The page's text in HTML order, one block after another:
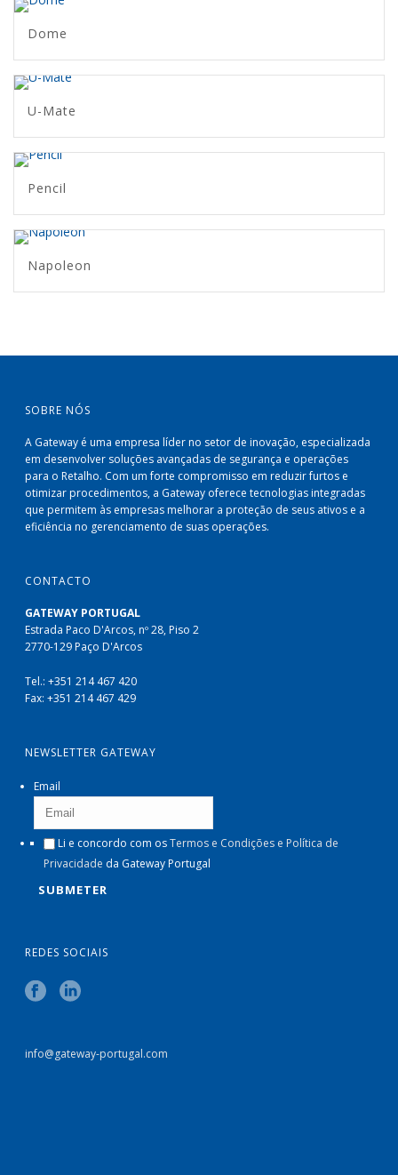
Dome
U-Mate
Pencil
Napoleon
SOBRE NÓS
A Gateway é uma empresa líder no setor de inovação, especializada
em desenvolver soluções avançadas de segurança e operações
para o Retalho. Com um forte compromisso em reduzir furtos e
otimizar procedimentos, a Gateway oferece tecnologias integradas
que permitem às empresas melhorar a proteção de seus ativos e a
eficiência no gerenciamento de suas operações.
CONTACTO
GATEWAY PORTUGAL
Estrada Paco D'Arcos, nº 28, Piso 2
2770-129 Paço D'Arcos
Tel.: +351 214 467 420
Fax: +351 214 467 429
NEWSLETTER GATEWAY
Email
Li e concordo com osTermos e Condições e Política de
Privacidade da Gateway Portugal
REDES SOCIAIS
info@gateway-portugal.com